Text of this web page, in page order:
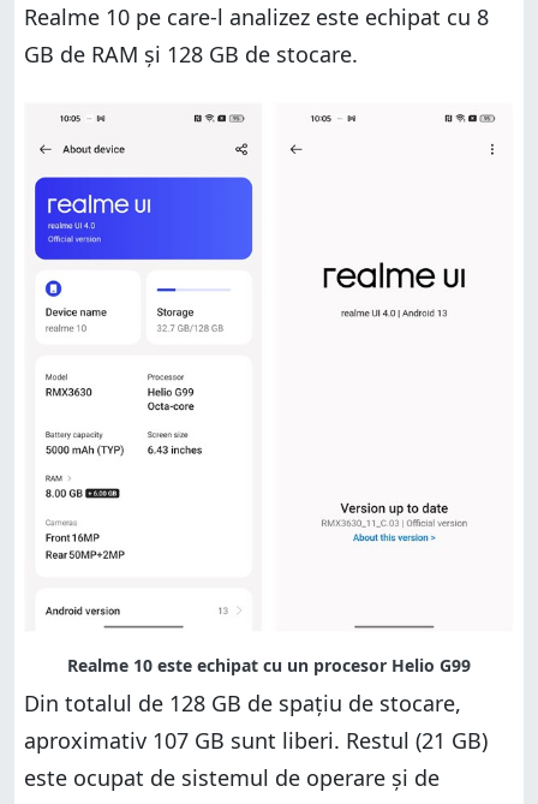
Realme 10 pe care-l analizez este echipat cu 8
GB de RAM și 128 GB de stocare.
Din totalul de 128 GB de spațiu de stocare,
aproximativ 107 GB sunt liberi. Restul (21 GB)
este ocupat de sistemul de operare și de